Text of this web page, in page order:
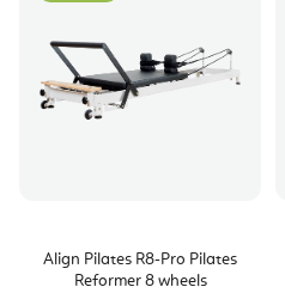
Align Pilates R8-Pro Pilates
Reformer 8 wheels